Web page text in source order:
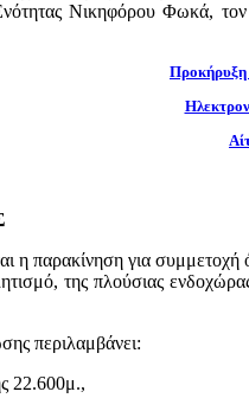
Νικηφόρου Φωκά,
Προκήρυξη
η παρακίνηση για
της πλούσιας
περιλαμβάνει:
22.600μ.,